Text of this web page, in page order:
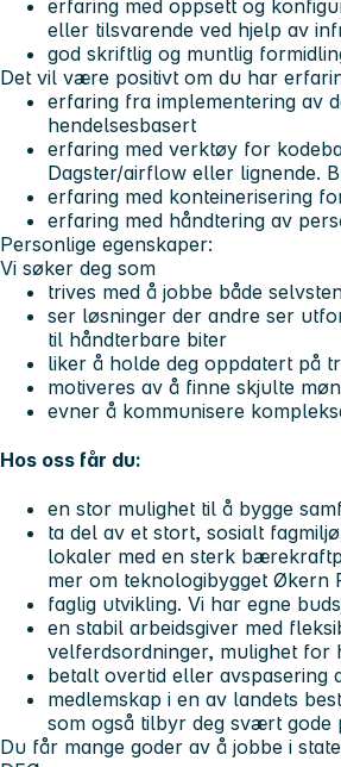
erfaring med oppsett og
eller tilsvarende ved hjelp av
god skriftlig og muntlig
Det vil være positivt om du har
erfaring fra implementering av
hendelsesbasert
erfaring med verktøy for
Dagster/airflow eller lignende.
erfaring med konteinerisering
erfaring med håndtering av
Personlige egenskaper:
Vi søker deg som
trives med å jobbe både
ser løsninger der andre ser
til håndterbare biter
liker å holde deg oppdatert på
motiveres av å finne skjulte
evner å kommunisere
Hos oss får du:
en stor mulighet til å bygge
ta del av et stort, sosialt
lokaler med en sterk
mer om teknologibygget
faglig utvikling. Vi har egne
en stabil arbeidsgiver med
velferdsordninger, mulighet for
betalt overtid eller avspasering
medlemskap i en av landets
som også tilbyr deg svært
Du får mange goder av å jobbe i